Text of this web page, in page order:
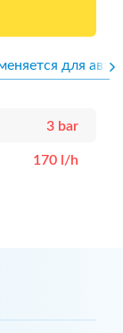
для авто
3 bar
170 l/h